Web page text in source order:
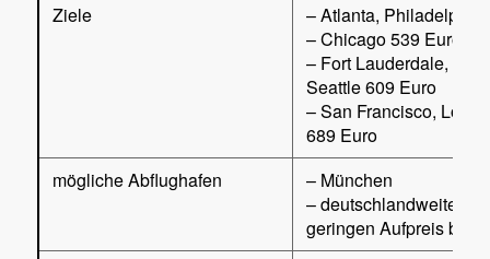
Ziele
– Atlanta, Philadelphia
– Chicago 539 Euro
– Fort Lauderdale,
Seattle 609 Euro
– San Francisco, Los
689 Euro
mögliche Abflughafen
– München
– deutschlandweite
geringen Aufpreis